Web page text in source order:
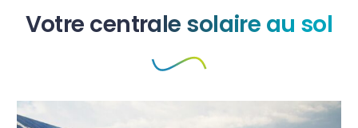
Votre centrale solaire au sol